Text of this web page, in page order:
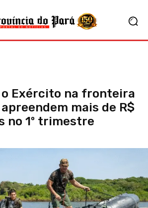
o Exército na fronteira
mais de R$
no 1º trimestre